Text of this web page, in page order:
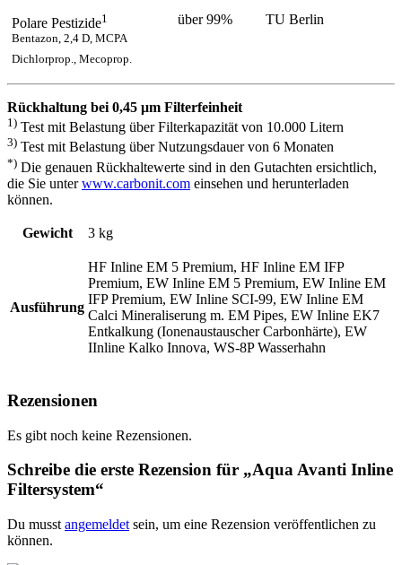
Polare Pestizide1
Bentazon, 2,4 D, MCPA
Dichlorprop., Mecoprop.
über 99% TU Berlin
Rückhaltung bei 0,45 μm Filterfeinheit
1) Test mit Belastung über Filterkapazität von 10.000 Litern
3) Test mit Belastung über Nutzungsdauer von 6 Monaten
*) Die genauen Rückhaltewerte sind in den Gutachten ersichtlich,
die Sie unterwww.carbonit.com einsehen und herunterladen
können.
Gewicht 3 kg
Ausführung
HF Inline EM 5 Premium, HF Inline EM IFP
Premium, EW Inline EM 5 Premium, EW Inline EM
IFP Premium, EW Inline SCI-99, EW Inline EM
Calci Mineraliserung m. EM Pipes, EW Inline EK7
Entkalkung (Ionenaustauscher Carbonhärte), EW
IInline Kalko Innova, WS-8P Wasserhahn
Rezensionen
Es gibt noch keine Rezensionen.
Schreibe die erste Rezension für „Aqua Avanti Inline
Filtersystem“
Du musst angemeldet sein, um eine Rezension veröffentlichen zu
können.